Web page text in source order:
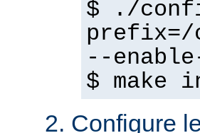
$ ./
prefix=/
--
$ make
Configure